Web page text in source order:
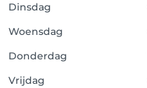
Dinsdag
Woensdag
Donderdag
Vrijdag